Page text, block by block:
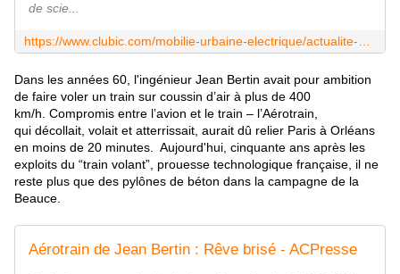
de scie...
Dans les années 60, l'ingénieur Jean Bertin avait pour ambition
de faire voler un train sur coussin d’air à plus de 400
km/h. Compromis entre l’avion et le train – l’Aérotrain,
qui décollait, volait et atterrissait, aurait dû relier Paris à Orléans
en moins de 20 minutes. Aujourd'hui, cinquante ans après les
exploits du “train volant”, prouesse technologique française, il ne
reste plus que des pylônes de béton dans la campagne de la
Beauce.
Aérotrain de Jean Bertin : Rêve brisé - ACPresse